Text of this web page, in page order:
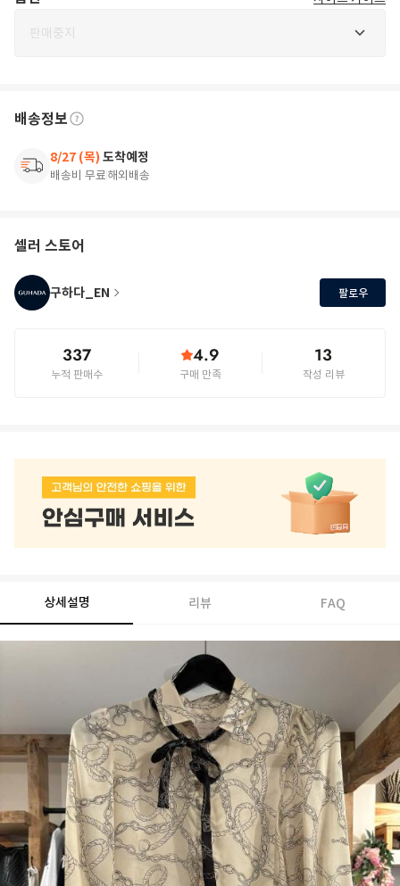
판매중지
배송정보
8/27 (목) 도착예정
배송비 무료해외배송
셀러 스토어
구하다_EN 팔로우
337
누적 판매수
4.9
구매 만족
13
작성 리뷰
상세설명 리뷰 FAQ